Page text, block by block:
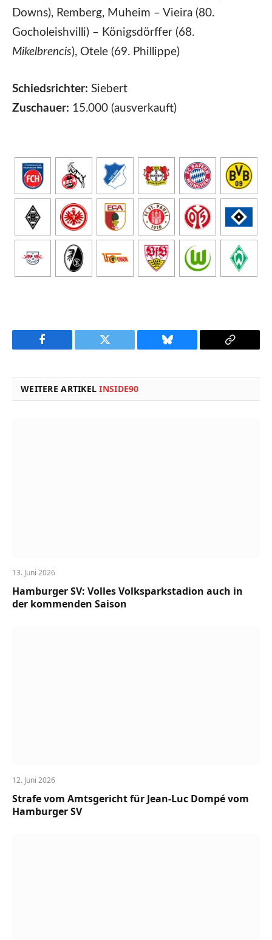
Downs), Remberg, Muheim – Vieira (80.
Gocholeishvilli) – Königsdörffer (68.
Mikelbrencis), Otele (69. Phillippe)
Schiedsrichter: Siebert
Zuschauer: 15.000 (ausverkauft)
Facebook Twitter Bluesky
Copy
WEITERE ARTIKELINSIDE90
13. Juni 2026
Hamburger SV: Volles Volksparkstadion auch in
der kommenden Saison
12. Juni 2026
Strafe vom Amtsgericht für Jean-Luc Dompé vom
Hamburger SV